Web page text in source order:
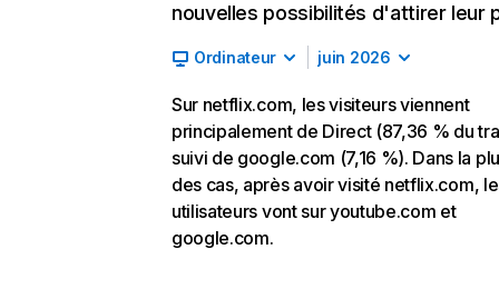
nouvelles possibilités d'attirer leur
Ordinateur juin 2026
Sur netflix.com, les visiteurs viennent
principalement de Direct (87,36 % du
suivi de google.com (7,16 %). Dans la
des cas, après avoir visité netflix.com,
utilisateurs vont sur youtube.com et
google.com.